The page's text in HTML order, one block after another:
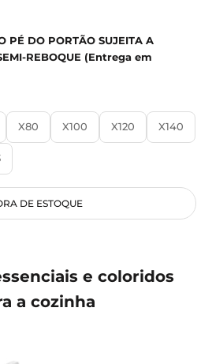
PÉ DO PORTÃO SUJEITA A
REBOQUE (Entrega em
X80 X100 X120 X140
DE ESTOQUE
e coloridos
a cozinha